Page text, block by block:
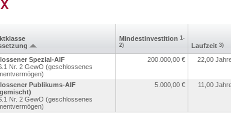
Mindest­investition 1-
2)
Laufzeit 3)
Spezial-AIF
Nr. 2 GewO (geschlossenes
200.000,00 € 22,00
Publikums-AIF
Nr. 2 GewO (geschlossenes
5.000,00 € 11,00